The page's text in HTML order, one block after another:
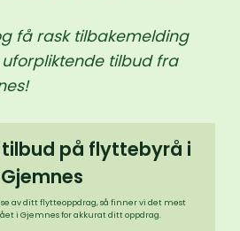
få rask tilbakemelding
tilbud fra
på flyttebyrå i
Gjemnes
av ditt flytteoppdrag, så finner vi det mest
i Gjemnes for akkurat ditt oppdrag.